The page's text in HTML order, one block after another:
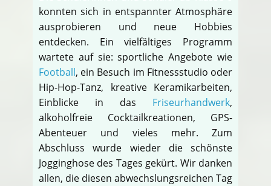
konnten sich in entspannter Atmosphäre
ausprobieren und neue Hobbies
entdecken. Ein vielfältiges Programm
wartete auf sie: sportliche Angebote wie
Football, ein Besuch im Fitnessstudio oder
Hip-Hop-Tanz, kreative Keramikarbeiten,
Einblicke in das Friseurhandwerk,
alkoholfreie Cocktailkreationen, GPS-
Abenteuer und vieles mehr. Zum
Abschluss wurde wieder die schönste
Jogginghose des Tages gekürt. Wir danken
allen, die diesen abwechslungsreichen Tag